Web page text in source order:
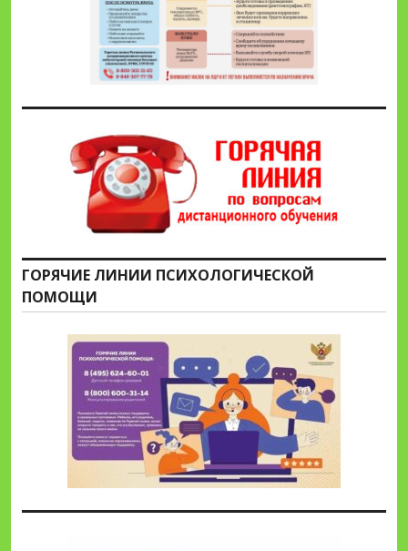
ГОРЯЧИЕ ЛИНИИ ПСИХОЛОГИЧЕСКОЙ
ПОМОЩИ